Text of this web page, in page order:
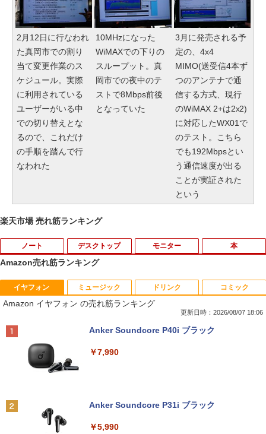
2月12日に行なわれ
た真岡市での割り
当て変更作業のス
ケジュール。実際
に利用されている
ユーザーがいる中
での切り替えとな
るので、これだけ
の手順を踏んで行
なわれた
10MHzになった
WiMAXでの下りの
スループット。真
岡市での夜中のテ
ストで8Mbps前後
となっていた
3月に発売される予
定の、4x4
MIMO(送受信4本ず
つのアンテナで通
信する方式、現行
のWiMAX 2+は2x2)
に対応したWX01で
のテスト。こちら
でも192Mbpsとい
う通信速度が出る
ことが実証された
という
楽天市場 売れ筋ランキング
ノート
1
【即納】中古ノートパソコン windows1
1 office付き 東芝 PB55 Intel 第6世代Co
re i3 初心者向け メモリ4GB SSD128GB
15.6インチHD テンキー付き ノートPC
日本語キーボード コスパ
￥10,800
2
【大特価】中古 NEC VersaPro VKM44X-
A PC-VKM44XZGA Core i5 1145G7 第1
ンチ HD Windows11Home DVD 1年保証
デスクトップ
1
中古パソコン | NEC | Mate MKM30B-4 |
Windows11 | デスクトップ | 一年保証 |
第8世代 | Core i5 8500 3.0(〜最大4.1)G
Hz | MEM:8GB | SSD:512GB(新品) | DV
D-ROM | 無線LAN:あり | Win11Pro64bit
￥18,000
2
富士通 ★中古パソコン・Aランク★FMV
D38001 [ESPRIMO D588/T(i5-8500 8G
モニター
1
LED ライティングボード 手書き 看板 60
x80cm 結婚式 ウェルカムボード カフェ
店頭ディスプレイ マーカー付属 強化ガラ
ス 光る パネル看板 メニュー 案内板(1年
保証付)
￥6,500
2
【マラソンセール期間中ポイント5倍】中
古モニター 23.8インチ フルHD IPSパネ
playPort VGA スピーカー内蔵 ケーブル
本
1
はじめての世界名作えほん あかいえほ
んのおうち（1～40巻） （0） [ 中脇 初
￥26,400
1） [ 広島テレビ放送編『いしぶみ』 ]
Amazon売れ筋ランキング
イヤフォン
Amazon イヤフォン の売れ筋ランキング
更新日時：2026/08/07 18:06
Anker Soundcore P40i ブラック
￥7,990
Anker Soundcore P31i ブラック
￥5,990
ミュージック ドリンク コミック